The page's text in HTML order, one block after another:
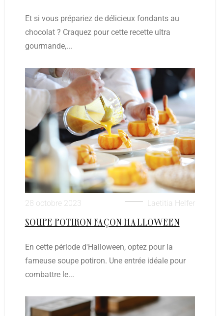
Et si vous prépariez de délicieux fondants au
chocolat ? Craquez pour cette recette ultra
gourmande,...
28 octobre 2023 Laetitia Helfer
SOUPE POTIRON FAÇON HALLOWEEN
En cette période d'Halloween, optez pour la
fameuse soupe potiron. Une entrée idéale pour
combattre le...